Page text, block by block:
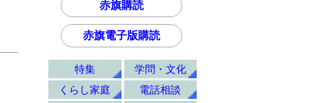
赤旗購読
赤旗電子版購読
特集
学問・文化
くらし家庭
電話相談